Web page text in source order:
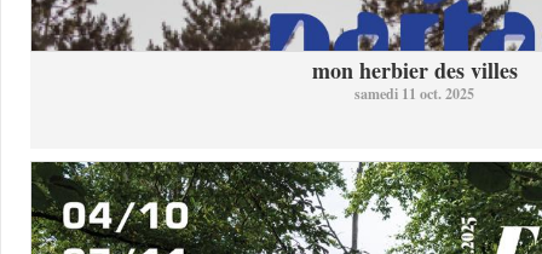
mon herbier des villes
samedi 11 oct. 2025